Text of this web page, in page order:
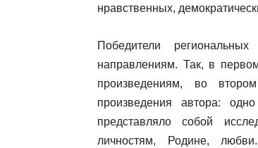
нравственных,
Победители
направлениям. Так, в
произведениям, во
произведения автора:
представляло собой
личностям, Родине,